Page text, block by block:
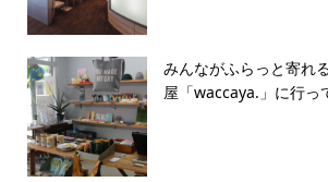
みんながふらっと寄れ
屋「waccaya.」に行っ